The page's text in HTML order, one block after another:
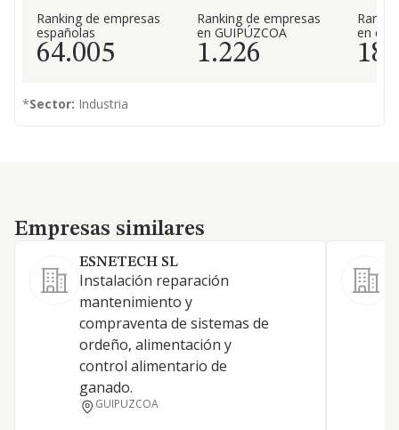
Ranking de empresas
españolas
64.005
Ranking de empresas
en GUIPÚZCOA
1.226
en el
185
*Sector: Industria
Empresas similares
Empresas similares
ESNETECH SL
Instalación reparación
mantenimiento y
compraventa de sistemas de
ordeño, alimentación y
control alimentario de
ganado.
GUIPUZCOA